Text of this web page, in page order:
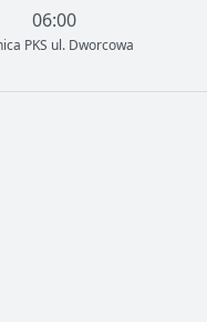
06:00
PKS ul. Dworcowa